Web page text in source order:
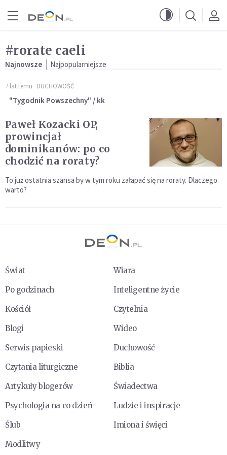
#rorate caeli
Najnowsze Najpopularniejsze
7 lat temu DUCHOWOŚĆ
"Tygodnik Powszechny" / kk
Paweł Kozacki OP,
prowincjał
dominikanów: po co
chodzić na roraty?
To już ostatnia szansa by w tym roku załapać się na roraty. Dlaczego
warto?
Świat
Wiara
Po godzinach
Inteligentne życie
Kościół
Czytelnia
Blogi
Wideo
Serwis papieski
Duchowość
Czytania liturgiczne
Biblia
Artykuły blogerów
Świadectwa
Psychologia na co dzień
Ludzie i inspiracje
Ślub
Imiona i święci
Modlitwy